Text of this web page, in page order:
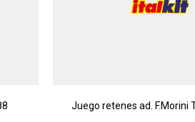
Juego retenes ad. F.Morini